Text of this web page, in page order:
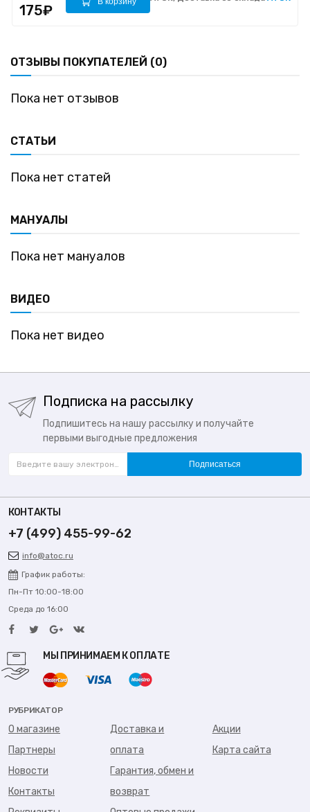
175₽
ОТЗЫВЫ ПОКУПАТЕЛЕЙ (0)
Пока нет отзывов
СТАТЬИ
Пока нет статей
МАНУАЛЫ
Пока нет мануалов
ВИДЕО
Пока нет видео
Подписка на рассылку
Подпишитесь на нашу рассылку и получайте
первыми выгодные предложения
Подписаться
КОНТАКТЫ
+7 (499) 455-99-62
info@atoc.ru
График работы:
Пн-Пт 10:00-18:00
Среда до 16:00
МЫ ПРИНИМАЕМ К ОПЛАТЕ
РУБРИКАТОР
О магазине
Партнеры
Новости
Контакты
Доставка и
оплата
Гарантия, обмен и
возврат
Акции
Карта сайта